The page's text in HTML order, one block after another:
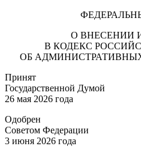
О ВНЕСЕНИИ
В КОДЕКС
ОБ
Принят
Государственной Думой
26 мая 2026 года
Одобрен
Советом Федерации
3 июня 2026 года